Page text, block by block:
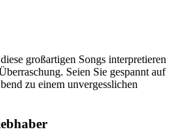
großartigen Songs interpretieren
Seien Sie gespannt auf
zu einem unvergesslichen